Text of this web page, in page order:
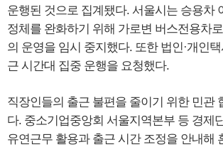
운행된 것으로 집계됐다. 서울시는 승용차
정체를 완화하기 위해 가로변 버스전용차
의 운영을 임시 중지했다. 또한 법인·개인
근 시간대 집중 운행을 요청했다.
직장인들의 출근 불편을 줄이기 위한 민관
다. 중소기업중앙회 서울지역본부 등 경제
유연근무 활용과 출근 시간 조정을 안내해